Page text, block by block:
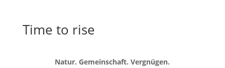
Time to rise
Natur. Gemeinschaft. Vergnügen.